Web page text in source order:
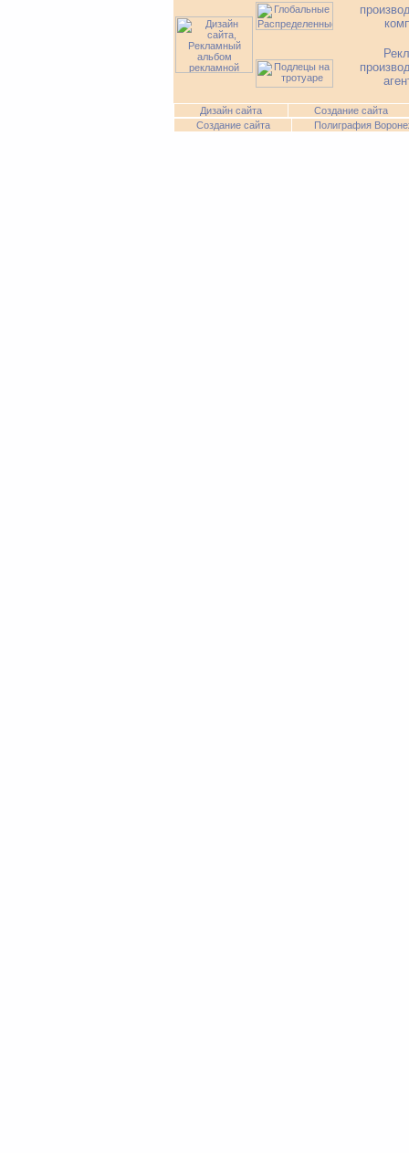
Дизайн сайта
Создание сайта
Создание сайта
Полиграфия